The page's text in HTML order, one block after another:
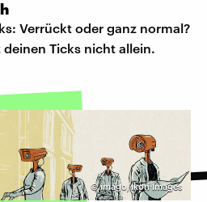
Verrückt oder ganz normal?
Ticks nicht allein.
©imago/Ikon Images